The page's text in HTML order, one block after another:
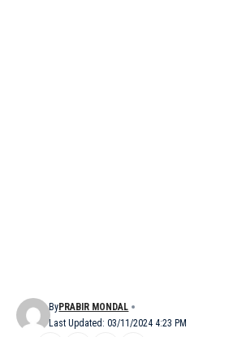
Last Updated: 03/11/2024 4:23 PM
ByPRABIR MONDAL